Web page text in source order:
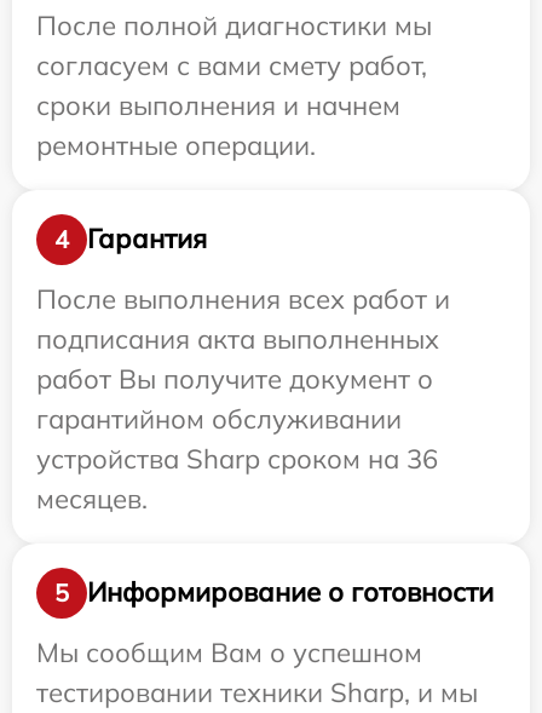
После полной диагностики мы
согласуем с вами смету работ,
сроки выполнения и начнем
ремонтные операции.
4
Гарантия
После выполнения всех работ и
подписания акта выполненных
работ Вы получите документ о
гарантийном обслуживании
устройства Sharp сроком на 36
месяцев.
5
Информирование о готовности
Мы сообщим Вам о успешном
тестировании техники Sharp, и мы